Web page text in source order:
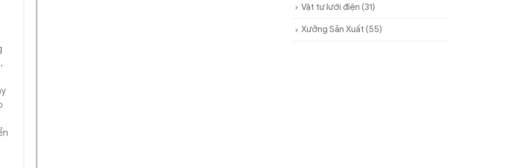
Vật tư lưới điện (31)
Xưởng Sản Xuất (55)